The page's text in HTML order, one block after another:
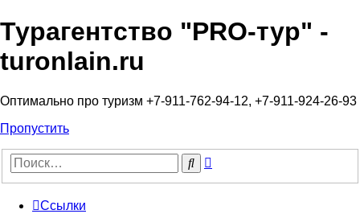
Турагентство "PRO-тур" -
turonlain.ru
Оптимально про туризм +7-911-762-94-12, +7-911-924-26-93
Пропустить
Поиск
Ссылки